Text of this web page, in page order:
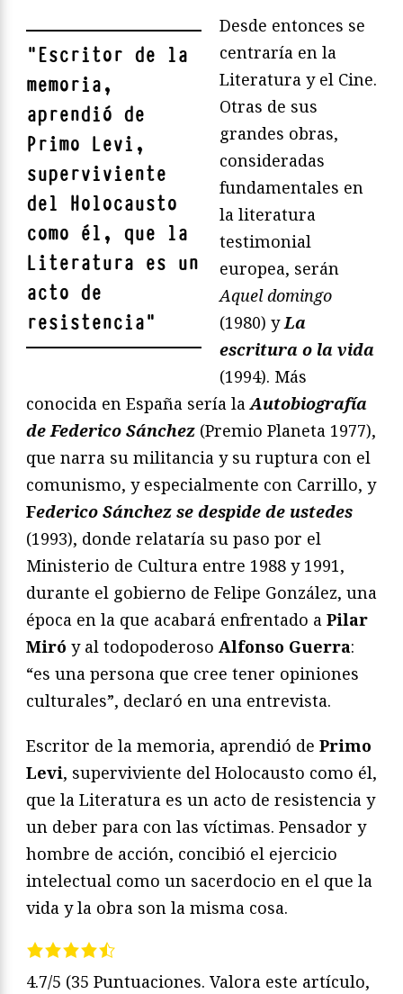
"Escritor de la
memoria,
aprendió de
Primo Levi,
superviviente
del Holocausto
como él, que la
Literatura es un
acto de
resistencia"
Desde entonces se
centraría en la
Literatura y el Cine.
Otras de sus
grandes obras,
consideradas
fundamentales en
la literatura
testimonial
europea, serán
Aquel domingo
(1980) yLa
escritura o la vida
(1994). Más
conocida en España sería laAutobiografía
de Federico Sánchez (Premio Planeta 1977),
que narra su militancia y su ruptura con el
comunismo, y especialmente con Carrillo, y
Federico Sánchez se despide de ustedes
(1993), donde relataría su paso por el
Ministerio de Cultura entre 1988 y 1991,
durante el gobierno de Felipe González, una
época en la que acabará enfrentado a Pilar
Miró y al todopoderoso Alfonso Guerra:
“es una persona que cree tener opiniones
culturales”, declaró en una entrevista.
Escritor de la memoria, aprendió de Primo
Levi, superviviente del Holocausto como él,
que la Literatura es un acto de resistencia y
un deber para con las víctimas. Pensador y
hombre de acción, concibió el ejercicio
intelectual como un sacerdocio en el que la
vida y la obra son la misma cosa.
4.7/5 (35 Puntuaciones. Valora este artículo,